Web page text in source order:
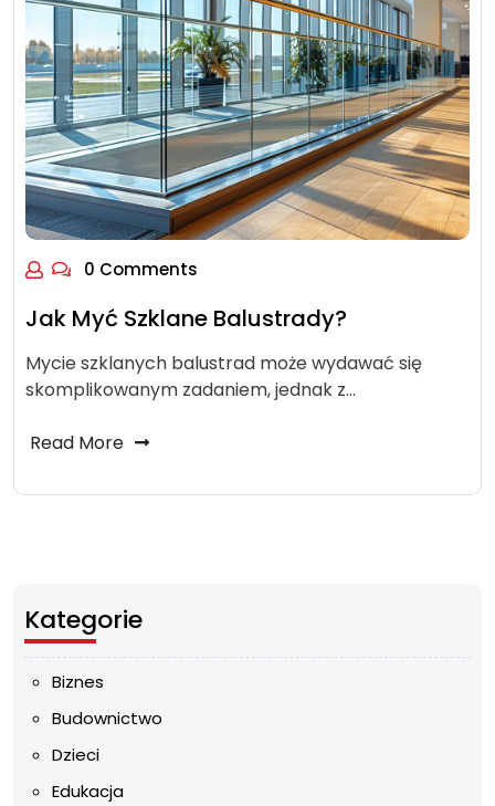
0 Comments
Jak Myć Szklane Balustrady?
Mycie szklanych balustrad może wydawać się
skomplikowanym zadaniem, jednak z…
Read More
Kategorie
Biznes
Budownictwo
Dzieci
Edukacja